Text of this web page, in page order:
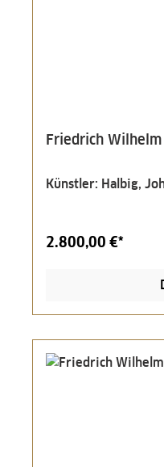
Friedrich
Künstler: Halbig,
2.800,00 €*